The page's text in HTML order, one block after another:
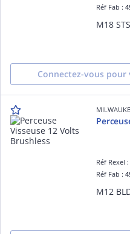
Réf Fab :
Connectez-vous
Réf Rexel :
Réf Fab :